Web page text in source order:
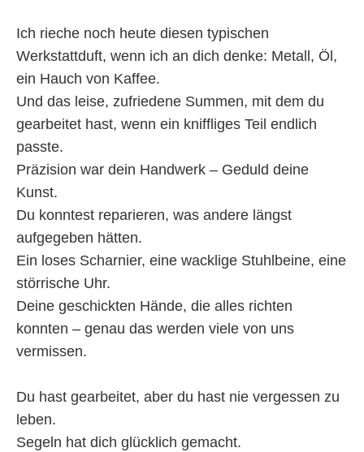
Ich rieche noch heute diesen typischen
Werkstattduft, wenn ich an dich denke: Metall, Öl,
ein Hauch von Kaffee.
Und das leise, zufriedene Summen, mit dem du
gearbeitet hast, wenn ein kniffliges Teil endlich
passte.
Präzision war dein Handwerk – Geduld deine
Kunst.
Du konntest reparieren, was andere längst
aufgegeben hätten.
Ein loses Scharnier, eine wacklige Stuhlbeine, eine
störrische Uhr.
Deine geschickten Hände, die alles richten
konnten – genau das werden viele von uns
vermissen.
Du hast gearbeitet, aber du hast nie vergessen zu
leben.
Segeln hat dich glücklich gemacht.